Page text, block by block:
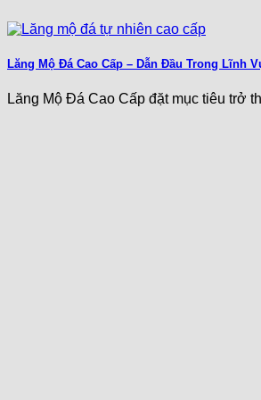
Lăng Mộ Đá Cao Cấp – Dẫn Đầu Trong Lĩnh
Lăng Mộ Đá Cao Cấp đặt mục tiêu trở